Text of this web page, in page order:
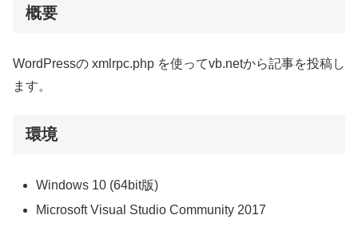
概要
WordPressの xmlrpc.php を使ってvb.netから記事を投稿し
ます。
環境
Windows 10 (64bit版)
Microsoft Visual Studio Community 2017